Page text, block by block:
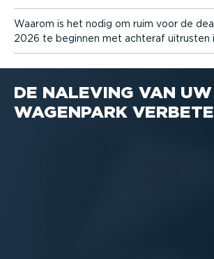
Waarom is het nodig om ruim voor de
2026 te beginnen met achteraf uitrusten
DE NALEVING VAN UW
WAGENPARK